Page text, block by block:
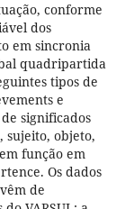
conforme
dos
em sincronia
quadripartida
tipos de
e
significados
sujeito, objeto,
função em
Os dados
de